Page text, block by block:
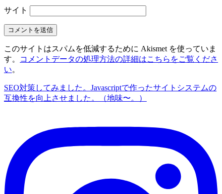
サイト
このサイトはスパムを低減するために Akismet を使っていま
す。
コメントデータの処理方法の詳細はこちらをご覧くださ
い。
SEO対策してみました。 Javascriptで作ったサイトシステムの
互換性を向上させました。（地味〜。）